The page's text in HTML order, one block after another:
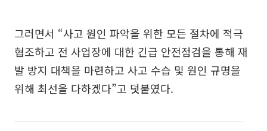
그러면서 “사고 원인 파악을 위한 모든 절차에 적극
협조하고 전 사업장에 대한 긴급 안전점검을 통해 재
발 방지 대책을 마련하고 사고 수습 및 원인 규명을
위해 최선을 다하겠다”고 덧붙였다.